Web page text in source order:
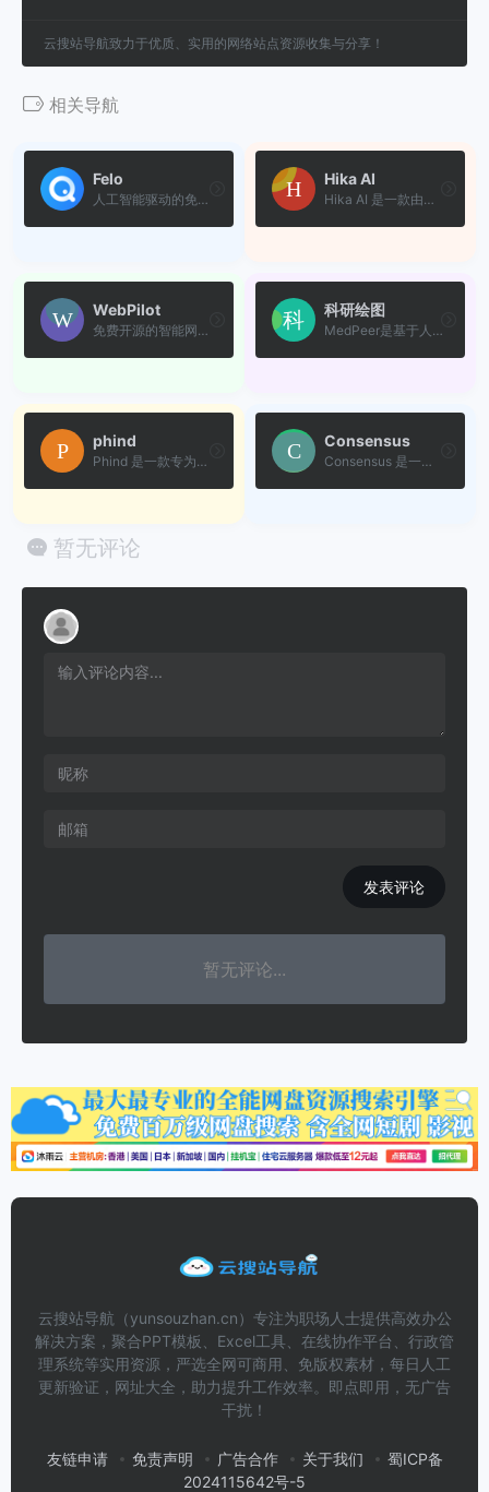
云搜站导航致力于优质、实用的网络站点资源收集与分享！
相关导航
Felo
人工智能驱动的免费智能搜索...
Hika AI
Hika AI 是一款由国内五人团...
WebPilot
免费开源的智能网页信息处理...
科研绘图
MedPeer是基于人工智能技术的生物科研服务平台，为科研人员提供全方位的工具和服务，包括论文写作、科研绘图、AI工具、智能翻译、自然科学基金和科技文献库等多种功能模块。
phind
Phind 是一款专为开发人员和...
Consensus
Consensus 是一款基于人工智...
暂无评论
发表评论
暂无评论...
云搜站导航（yunsouzhan.cn）专注为职场人士提供高效办公
解决方案，聚合PPT模板、Excel工具、在线协作平台、行政管
理系统等实用资源，严选全网可商用、免版权素材，每日人工
更新验证，网址大全，助力提升工作效率。即点即用，无广告
干扰！
友链申请 免责声明 广告合作 关于我们
蜀ICP备
2024115642号-5